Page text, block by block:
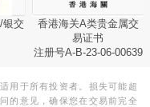
银交
香港海关A类贵金属交
易证书
注册号A-B-23-06-00639
用于所有投资者。损失可能超
的意见，确保您在交易前完全